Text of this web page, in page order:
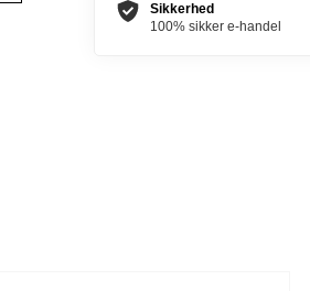
Sikkerhed
100% sikker e-handel